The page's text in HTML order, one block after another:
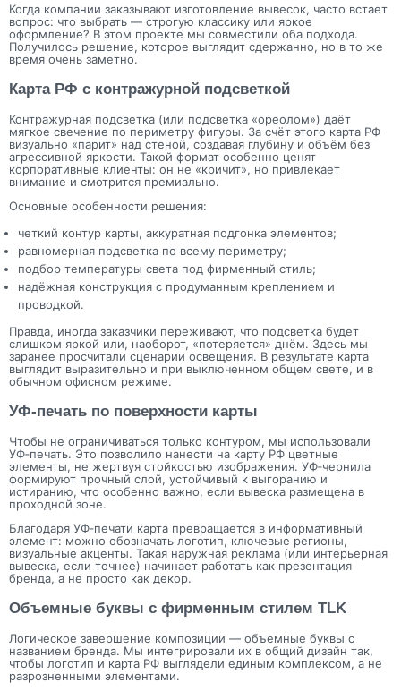
Когда компании заказывают изготовление вывесок, часто встает
вопрос: что выбрать — строгую классику или яркое
оформление? В этом проекте мы совместили оба подхода.
Получилось решение, которое выглядит сдержанно, но в то же
время очень заметно.
Карта РФ с контражурной подсветкой
Контражурная подсветка (или подсветка «ореолом») даёт
мягкое свечение по периметру фигуры. За счёт этого карта РФ
визуально «парит» над стеной, создавая глубину и объём без
агрессивной яркости. Такой формат особенно ценят
корпоративные клиенты: он не «кричит», но привлекает
внимание и смотрится премиально.
Основные особенности решения:
четкий контур карты, аккуратная подгонка элементов;
равномерная подсветка по всему периметру;
подбор температуры света под фирменный стиль;
надёжная конструкция с продуманным креплением и
проводкой.
Правда, иногда заказчики переживают, что подсветка будет
слишком яркой или, наоборот, «потеряется» днём. Здесь мы
заранее просчитали сценарии освещения. В результате карта
выглядит выразительно и при выключенном общем свете, и в
обычном офисном режиме.
УФ‑печать по поверхности карты
Чтобы не ограничиваться только контуром, мы использовали
УФ‑печать. Это позволило нанести на карту РФ цветные
элементы, не жертвуя стойкостью изображения. УФ‑чернила
формируют прочный слой, устойчивый к выгоранию и
истиранию, что особенно важно, если вывеска размещена в
проходной зоне.
Благодаря УФ‑печати карта превращается в информативный
элемент: можно обозначать логотип, ключевые регионы,
визуальные акценты. Такая наружная реклама (или интерьерная
вывеска, если точнее) начинает работать как презентация
бренда, а не просто как декор.
Объемные буквы с фирменным стилем TLK
Логическое завершение композиции — объемные буквы с
названием бренда. Мы интегрировали их в общий дизайн так,
чтобы логотип и карта РФ выглядели единым комплексом, а не
разрозненными элементами.